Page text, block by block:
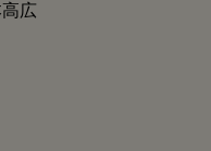
高広